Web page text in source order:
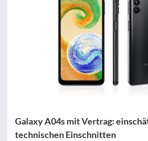
Galaxy A04s mit Vertrag:
technischen Einschnitten